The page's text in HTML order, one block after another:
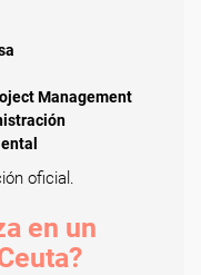
Management
oficial.
en un